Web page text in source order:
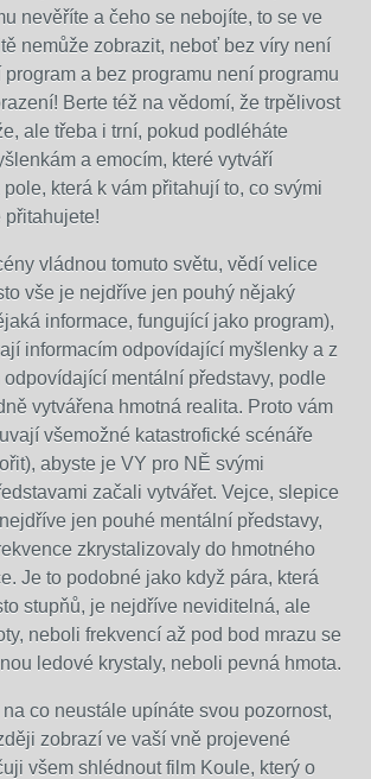
nevěříte a čeho se nebojíte, to se ve
nemůže zobrazit, neboť bez víry není
a bez programu není programu
Berte též na vědomí, že trpělivost
ale třeba i trní, pokud podléháte
a emocím, které vytváří
která k vám přitahují to, co svými
přitahujete!
vládnou tomuto světu, vědí velice
vše je nejdříve jen pouhý nějaký
informace, fungující jako program),
informacím odpovídající myšlenky a z
mentální představy, podle
vytvářena hmotná realita. Proto vám
všemožné katastrofické scénáře
abyste je VY pro NĚ svými
začali vytvářet. Vejce, slepice
jen pouhé mentální představy,
zkrystalizovaly do hmotného
Je to podobné jako když pára, která
stupňů, je nejdříve neviditelná, ale
neboli frekvencí až pod bod mrazu se
ledové krystaly, neboli pevná hmota.
co neustále upínáte svou pozornost,
zobrazí ve vaší vně projevené
všem shlédnout film Koule, který o